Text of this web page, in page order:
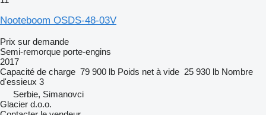
Nooteboom OSDS-48-03V
Prix sur demande
Semi-remorque porte-engins
2017
Capacité de charge 79 900 lb Poids net à vide 25 930 lb Nombre
d'essieux 3
Serbie, Simanovci
Glacier d.o.o.